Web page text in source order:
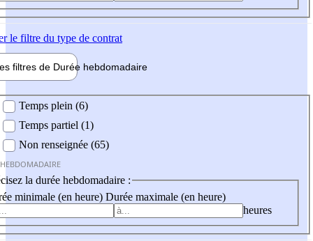
le filtre du type de contrat
filtres de Durée hebdomadaire
Temps plein (6)
Temps partiel (1)
Non renseignée (65)
la durée hebdomadaire :
minimale (en heure) Durée maximale (en heure)
heures